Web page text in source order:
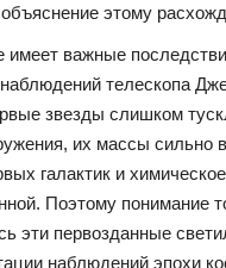
этому
имеет важные
телескопа
звезды слишком
их массы сильно
галактик и
Поэтому понимание
эти первозданные
наблюдений эпохи